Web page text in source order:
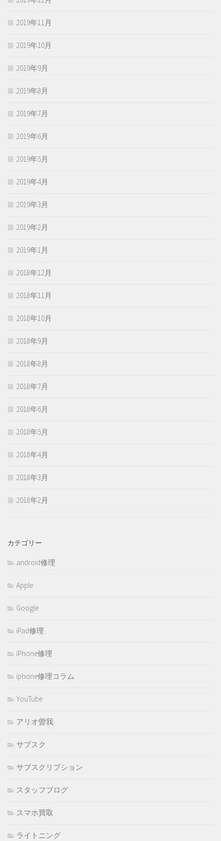
2019年11月
2019年10月
2019年9月
2019年8月
2019年7月
2019年6月
2019年5月
2019年4月
2019年3月
2019年2月
2019年1月
2018年12月
2018年11月
2018年10月
2018年9月
2018年8月
2018年7月
2018年6月
2018年5月
2018年4月
2018年3月
2018年2月
カテゴリー
android修理
Apple
Google
iPad修理
iPhone修理
iphone修理コラム
YouTube
アリオ曽我
サブスク
サブスクリプション
スタッフブログ
スマホ買取
ライトニング